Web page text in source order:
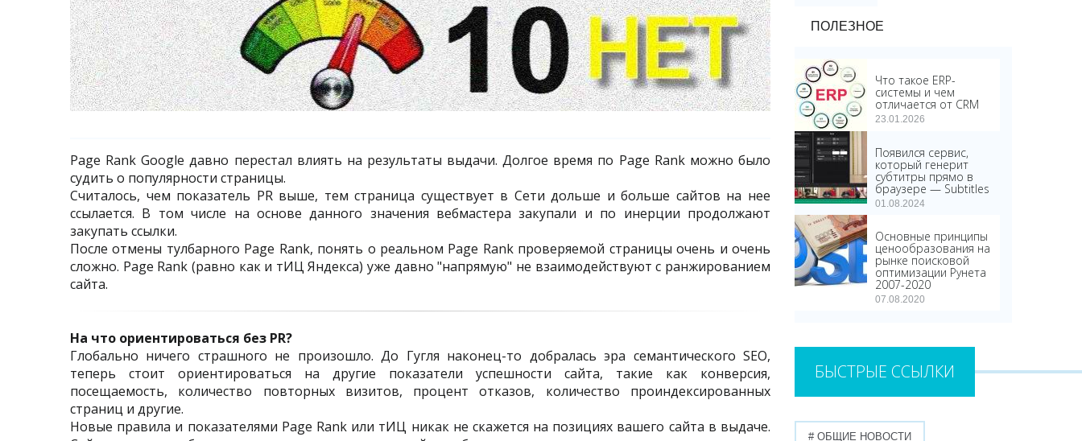
Page Rank Google давно перестал влиять на результаты выдачи. Долгое время по Page Rank можно было
судить о популярности страницы.
Считалось, чем показатель PR выше, тем страница существует в Сети дольше и больше сайтов на нее
ссылается. В том числе на основе данного значения вебмастера закупали и по инерции продолжают
закупать ссылки.
После отмены тулбарного Page Rank, понять о реальном Page Rank проверяемой страницы очень и очень
сложно. Page Rank (равно как и тИЦ Яндекса) уже давно "напрямую" не взаимодействуют с ранжированием
сайта.
На что ориентироваться без PR?
Глобально ничего страшного не произошло. До Гугля наконец-то добралась эра семантического SEO,
теперь стоит ориентироваться на другие показатели успешности сайта, такие как конверсия,
посещаемость, количество повторных визитов, процент отказов, количество проиндексированных
страниц и другие.
Новые правила и показателями Page Rank или тИЦ никак не скажется на позициях вашего сайта в выдаче.
ПОЛЕЗНОЕ
Что такое ERP-
системы и чем
отличается от CRM
23.01.2026
Появился сервис,
который генерит
субтитры прямо в
браузере — Subtitles
01.08.2024
Основные принципы
ценообразования на
рынке поисковой
оптимизации Рунета
2007-2020
07.08.2020
БЫСТРЫЕ ССЫЛКИ
# ОБЩИЕ НОВОСТИ